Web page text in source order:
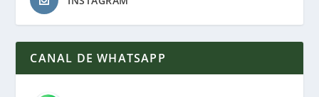
CANAL DE WHATSAPP